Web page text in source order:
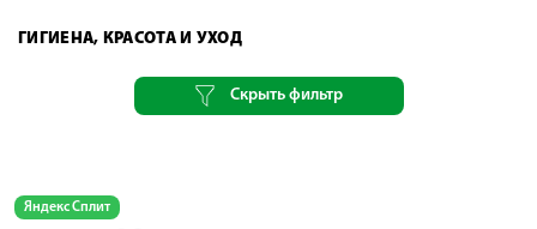
ГИГИЕНА, КРАСОТА И УХОД
Скрыть фильтр
Яндекс Сплит